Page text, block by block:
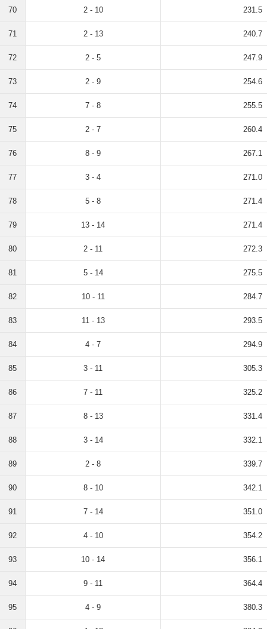
70 2 - 10 231.5
71 2 - 13 240.7
72 2 - 5 247.9
73 2 - 9 254.6
74 7 - 8 255.5
75 2 - 7 260.4
76 8 - 9 267.1
77 3 - 4 271.0
78 5 - 8 271.4
79 13 - 14 271.4
80 2 - 11 272.3
81 5 - 14 275.5
82 10 - 11 284.7
83 11 - 13 293.5
84 4 - 7 294.9
85 3 - 11 305.3
86 7 - 11 325.2
87 8 - 13 331.4
88 3 - 14 332.1
89 2 - 8 339.7
90 8 - 10 342.1
91 7 - 14 351.0
92 4 - 10 354.2
93 10 - 14 356.1
94 9 - 11 364.4
95 4 - 9 380.3